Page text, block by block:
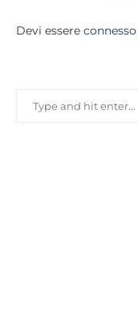
Devi essere connesso